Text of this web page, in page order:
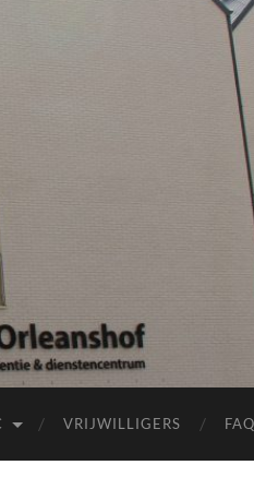
VRIJWILLIGERS FAQ